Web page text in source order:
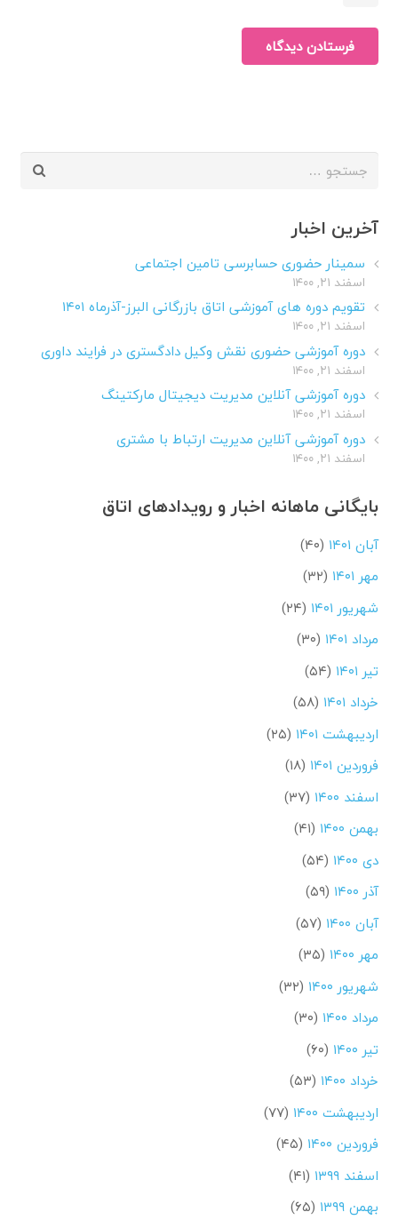
فرستادن دیدگاه
جستجو
آخرین اخبار
سمینار حضوری حسابرسی تامین اجتماعی
اسفند ۲۱, ۱۴۰۰
تقویم دوره های آموزشی اتاق بازرگانی البرز-آذرماه ۱۴۰۱
اسفند ۲۱, ۱۴۰۰
دوره آموزشی حضوری نقش وکیل دادگستری در فرایند داوری
اسفند ۲۱, ۱۴۰۰
دوره آموزشی آنلاین مدیریت دیجیتال مارکتینگ
اسفند ۲۱, ۱۴۰۰
دوره آموزشی آنلاین مدیریت ارتباط با مشتری
اسفند ۲۱, ۱۴۰۰
بایگانی ماهانه اخبار و رویدادهای اتاق
آبان ۱۴۰۱
(۴۰)
مهر ۱۴۰۱
(۳۲)
شهریور ۱۴۰۱
(۲۴)
مرداد ۱۴۰۱
(۳۰)
تیر ۱۴۰۱
(۵۴)
خرداد ۱۴۰۱
(۵۸)
اردیبهشت ۱۴۰۱
(۲۵)
فروردین ۱۴۰۱
(۱۸)
اسفند ۱۴۰۰
(۳۷)
بهمن ۱۴۰۰
(۴۱)
دی ۱۴۰۰
(۵۴)
آذر ۱۴۰۰
(۵۹)
آبان ۱۴۰۰
(۵۷)
مهر ۱۴۰۰
(۳۵)
شهریور ۱۴۰۰
(۳۲)
مرداد ۱۴۰۰
(۳۰)
تیر ۱۴۰۰
(۶۰)
خرداد ۱۴۰۰
(۵۳)
اردیبهشت ۱۴۰۰
(۷۷)
فروردین ۱۴۰۰
(۴۵)
اسفند ۱۳۹۹
(۴۱)
بهمن ۱۳۹۹
(۶۵)